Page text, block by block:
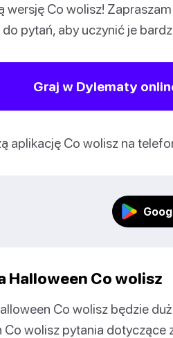
wersję Co wolisz!
pytań, aby uczynić je
Graj w Dylematy
aplikację Co wolisz na
Halloween Co wolisz
Co wolisz będzie
Co wolisz pytania dotyczące